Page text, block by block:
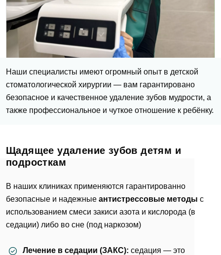
Наши специалисты имеют огромный опыт в детской
стоматологической хирургии — вам гарантировано
безопасное и качественное удаление зубов мудрости, а
также профессиональное и чуткое отношение к ребёнку.
Щадящее удаление зубов детям и
подросткам
В наших клиниках применяются гарантированно
безопасные и надежные антистрессовые методы с
использованием смеси закиси азота и кислорода (в
седации) либо во сне (под наркозом)
Лечение в седации (ЗАКС): седация — это